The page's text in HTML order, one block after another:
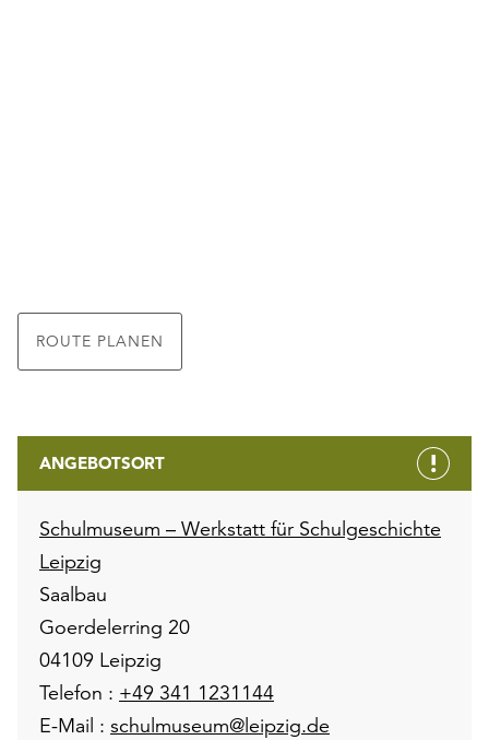
ROUTE PLANEN
ANGEBOTSORT
Schulmuseum – Werkstatt für Schulgeschichte
Leipzig
Saalbau
Goerdelerring 20
04109 Leipzig
Telefon : +49 341 1231144
E-Mail : schulmuseum@leipzig.de